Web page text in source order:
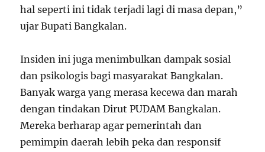
hal seperti ini tidak terjadi lagi di masa depan,”
ujar Bupati Bangkalan.
Insiden ini juga menimbulkan dampak sosial
dan psikologis bagi masyarakat Bangkalan.
Banyak warga yang merasa kecewa dan marah
dengan tindakan Dirut PUDAM Bangkalan.
Mereka berharap agar pemerintah dan
pemimpin daerah lebih peka dan responsif